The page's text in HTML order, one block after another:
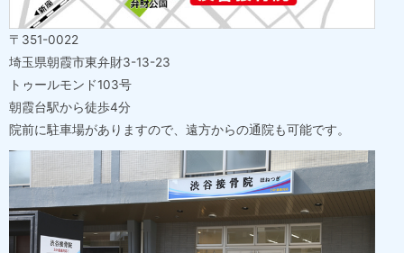
〒351-0022
埼玉県朝霞市東弁財3-13-23
トゥールモンド103号
朝霞台駅から徒歩4分
院前に駐車場がありますので、遠方からの通院も可能です。